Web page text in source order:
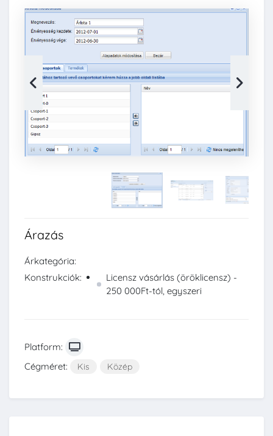
Árazás
Árkategória:
Konstrukciók:
Licensz vásárlás (öröklicensz) -
250 000Ft-tól, egyszeri
Platform:
Cégméret:
Kis Közép